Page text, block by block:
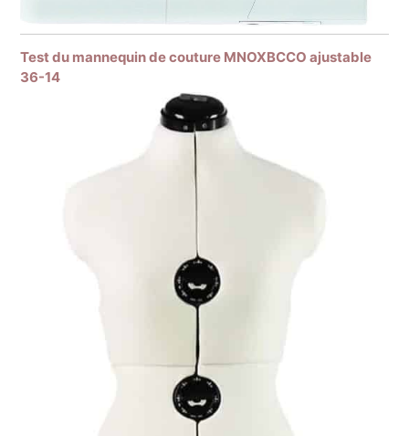
Test du mannequin de couture MNOXBCCO ajustable
36-14